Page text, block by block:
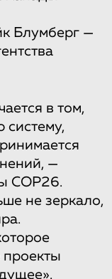
Блумберг —
в том,
систему,
—
COP26.
не зеркало,
проекты